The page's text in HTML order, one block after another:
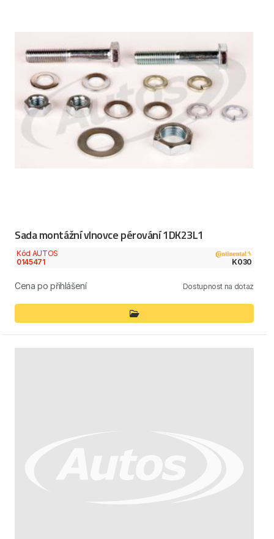
Sada montážní vlnovce pérování 1DK23L1
Kód AUTOS
0145471
K030
Cena po přihlášení Dostupnost na dotaz